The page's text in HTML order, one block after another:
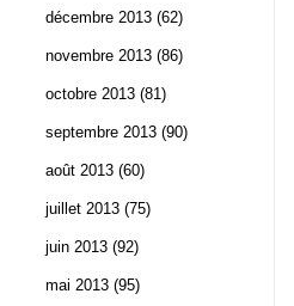
décembre 2013 (62)
novembre 2013 (86)
octobre 2013 (81)
septembre 2013 (90)
août 2013 (60)
juillet 2013 (75)
juin 2013 (92)
mai 2013 (95)